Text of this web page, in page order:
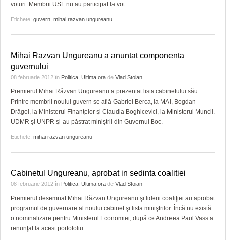
voturi. Membrii USL nu au participat la vot.
Etichete: guvern, mihai razvan ungureanu
Mihai Razvan Ungureanu a anuntat componenta
guvernului
08 februarie 2012 în Politica, Ultima ora de Vlad Stoian
Premierul Mihai Răzvan Ungureanu a prezentat lista cabinetului său.
Printre membrii noului guvern se află Gabriel Berca, la MAI, Bogdan
Drăgoi, la Ministerul Finanţelor şi Claudia Boghicevici, la Ministerul Muncii.
UDMR şi UNPR şi-au păstrat miniştrii din Guvernul Boc.
Etichete: mihai razvan ungureanu
Cabinetul Ungureanu, aprobat in sedinta coalitiei
08 februarie 2012 în Politica, Ultima ora de Vlad Stoian
Premierul desemnat Mihai Răzvan Ungureanu şi liderii coaliţiei au aprobat
programul de guvernare al noului cabinet şi lista miniştrilor. Încă nu există
o nominalizare pentru Ministerul Economiei, după ce Andreea Paul Vass a
renunţat la acest portofoliu.